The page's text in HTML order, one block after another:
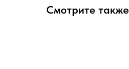
Смотрите также